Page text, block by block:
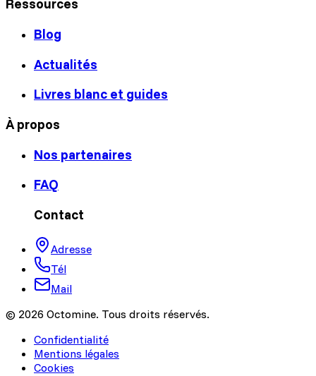
Ressources
Blog
Actualités
Livres blanc et guides
À propos
Nos partenaires
FAQ
Contact
Adresse
Tél
Mail
© 2026 Octomine. Tous droits réservés.
Confidentialité
Mentions légales
Cookies